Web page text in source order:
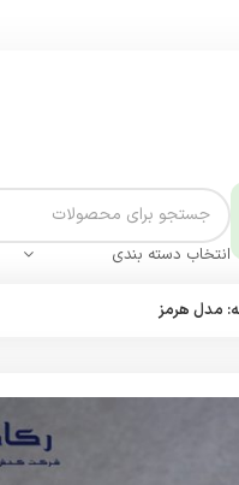
انتخاب دسته بندی
مدل هرمز